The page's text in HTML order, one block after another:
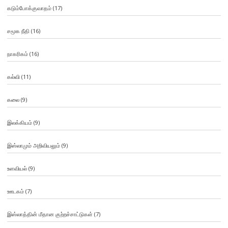
கடும்போக்குவாதம்(17)
சமூக நீதி (16)
நாகரிகம்(16)
கல்வி (11)
கலை(9)
இலக்கியம்(9)
இஸ்லாமும் அறிவியலும்(9)
உளவியல்(9)
ஊடகம்(7)
இஸ்லாத்தின் மீதான குற்றச்சாட்டுகள் (7)